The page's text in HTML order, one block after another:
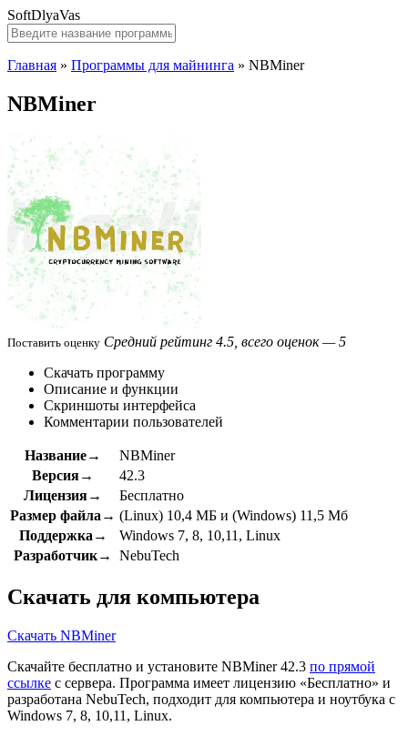
SoftDlyaVas
Главная » Программы для майнинга » NBMiner
NBMiner
Поставить оценку Средний рейтинг 4.5, всего оценок — 5
Скачать программу
Описание и функции
Скриншоты интерфейса
Комментарии пользователей
Название→
NBMiner
Версия→
42.3
Лицензия→
Бесплатно
Размер файла→ (Linux) 10,4 МБ и (Windows) 11,5 Мб
Поддержка→
Windows 7, 8, 10,11, Linux
Разработчик→
NebuTech
Скачать для компьютера
Скачать NBMiner
Скачайте бесплатно и установите NBMiner 42.3 по прямой
ссылке с сервера. Программа имеет лицензию «Бесплатно» и
разработана NebuTech, подходит для компьютера и ноутбука с
Windows 7, 8, 10,11, Linux.